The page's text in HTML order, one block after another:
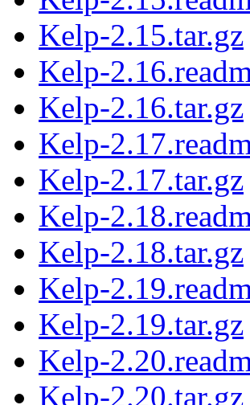
Kelp-2.15.tar.gz
Kelp-
Kelp-2.16.tar.gz
Kelp-
Kelp-2.17.tar.gz
Kelp-
Kelp-2.18.tar.gz
Kelp-
Kelp-2.19.tar.gz
Kelp-
Kelp-2.20.tar.gz